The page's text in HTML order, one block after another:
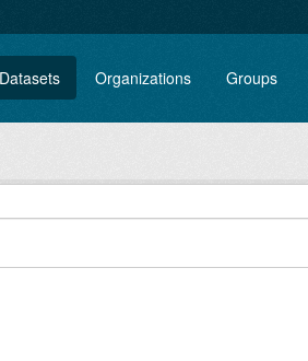
Datasets Organizations Groups